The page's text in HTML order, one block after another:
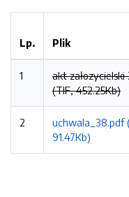
Lp. Plik
1
akt załozycielski
(TIF, 452.25Kb)
2
uchwala_38.pdf
91.47Kb)